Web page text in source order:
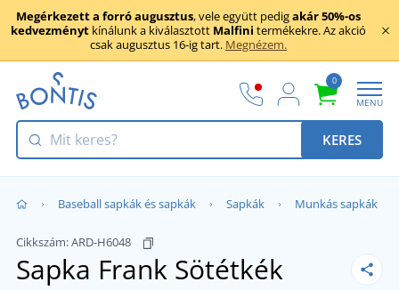
Megérkezett a forró augusztus, vele együtt pedigakár 50%-os
kedvezményt kínálunk a kiválasztott Malfini termékekre. Az akció
csak augusztus 16-ig tart. Megnézem.
0
MENU
KERES
Baseball sapkák és sapkák Sapkák Munkás sapkák
Cikkszám:ARD-H6048
Sapka Frank Sötétkék